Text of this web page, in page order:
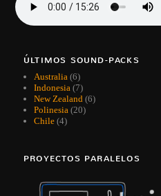
ÚLTIMOS SOUND-PACKS
Australia (6)
Indonesia (7)
New Zealand (6)
Polinesia (20)
Chile (4)
PROYECTOS PARALELOS